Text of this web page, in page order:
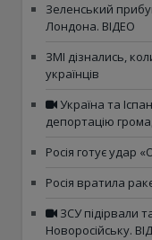
Зеленський
Лондона. ВІДЕО
ЗМІ дізнались,
українців
Україна та
депортацію
Росія готує удар
Росія вратила
ЗСУ підірвали
Новоросійську.